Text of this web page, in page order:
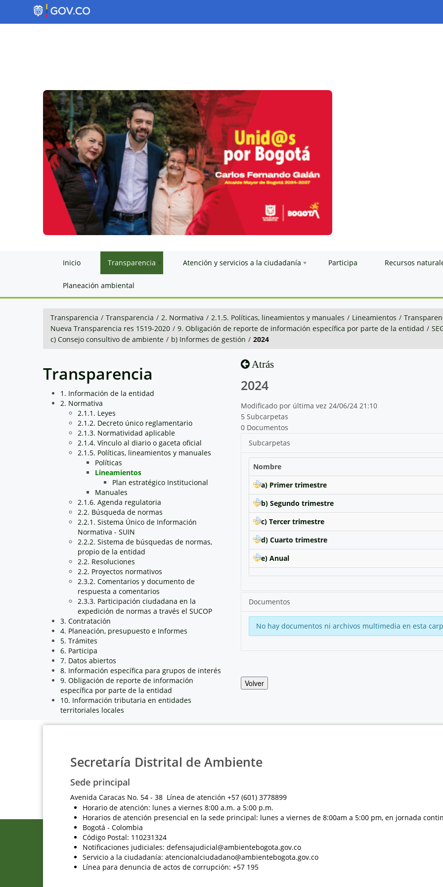
Inicio Transparencia Atención y servicios a la ciudadanía Participa Recursos
Planeación ambiental
Transparencia / Transparencia / 2. Normativa / 2.1.5. Políticas, lineamientos y manuales / Lineamientos /
Nueva Transparencia res 1519-2020 / 9. Obligación de reporte de información específica por parte de la entidad /
c) Consejo consultivo de ambiente / b) Informes de gestión / 2024
Transparencia
1. Información de la entidad
2. Normativa
2.1.1. Leyes
2.1.2. Decreto único reglamentario
2.1.3. Normatividad aplicable
2.1.4. Vínculo al diario o gaceta oficial
2.1.5. Políticas, lineamientos y manuales
Políticas
Lineamientos
Plan estratégico Institucional
Manuales
2.1.6. Agenda regulatoria
2.2. Búsqueda de normas
2.2.1. Sistema Único de Información
Normativa - SUIN
2.2.2. Sistema de búsquedas de normas,
propio de la entidad
2.2. Resoluciones
2.2. Proyectos normativos
2.3.2. Comentarios y documento de
respuesta a comentarios
2.3.3. Participación ciudadana en la
expedición de normas a través el SUCOP
3. Contratación
4. Planeación, presupuesto e Informes
5. Trámites
6. Participa
7. Datos abiertos
8. Información específica para grupos de interés
9. Obligación de reporte de información
específica por parte de la entidad
10. Información tributaria en entidades
territoriales locales
Atrás
2024
Modificado por última vez 24/06/24 21:10
5 Subcarpetas
0 Documentos
Subcarpetas
Nombre
a) Primer trimestre
b) Segundo trimestre
c) Tercer trimestre
d) Cuarto trimestre
e) Anual
Documentos
No hay documentos ni archivos multimedia en esta
Volver
Secretaría Distrital de Ambiente
Sede principal
Avenida Caracas No. 54 - 38 Línea de atención +57 (601) 3778899
Horario de atención: lunes a viernes 8:00 a.m. a 5:00 p.m.
Horarios de atención presencial en la sede principal: lunes a viernes de 8:00am a 5:00 pm, en jornada
Bogotá - Colombia
Código Postal: 110231324
Notificaciones judiciales: defensajudicial@ambientebogota.gov.co
Servicio a la ciudadanía: atencionalciudadano@ambientebogota.gov.co
Línea para denuncia de actos de corrupción: +57 195